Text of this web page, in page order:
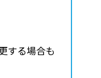
する場合も